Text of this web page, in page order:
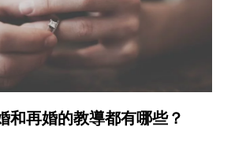
和再婚的教導都有哪些？